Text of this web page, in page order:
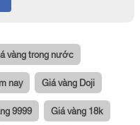
vàng trong nước
nay Giá vàng Doji
9999 Giá vàng 18k